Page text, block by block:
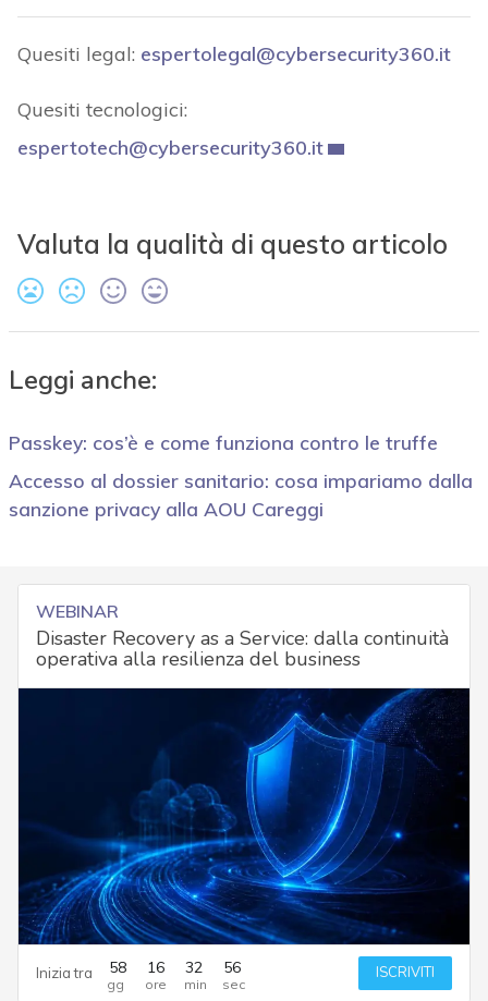
Quesiti legal: espertolegal@cybersecurity360.it
Quesiti tecnologici:
espertotech@cybersecurity360.it
Valuta la qualità di questo articolo
Leggi anche:
Passkey: cos’è e come funziona contro le truffe
Accesso al dossier sanitario: cosa impariamo dalla
sanzione privacy alla AOU Careggi
WEBINAR
Disaster Recovery as a Service: dalla continuità
operativa alla resilienza del business
Inizia tra 58 16 32 55 ISCRIVITI